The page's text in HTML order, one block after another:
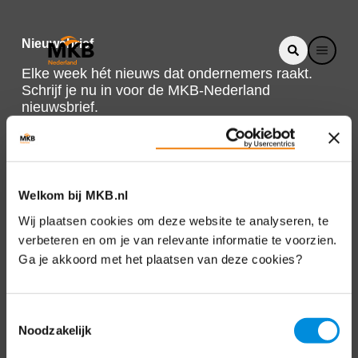
Welkom bij MKB.nl
Wij plaatsen cookies om deze website te analyseren, te
verbeteren en om je van relevante informatie te voorzien.
Ga je akkoord met het plaatsen van deze cookies?
Noodzakelijk
Nieuwsbrief
Elke week hét nieuws dat ondernemers raakt.
Schrijf je nu in voor de MKB-Nederland
nieuwsbrief.
Direct naar
Over ons
Bezuidenhoutseweg 12